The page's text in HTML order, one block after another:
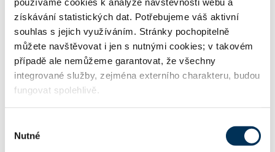
získávání statistických dat. Potřebujeme váš aktivní
souhlas s jejich využíváním. Stránky pochopitelně
můžete navštěvovat i jen s nutnými cookies; v takovém
případě ale nemůžeme garantovat, že všechny
integrované služby, zejména externího charakteru, budou
fungovat spolehlivě.
souhlasu
Nutné
17 obchodní společnosti, družstva
54 právo německé
TRVALE SPOLUPRACUJE S FIRMOU